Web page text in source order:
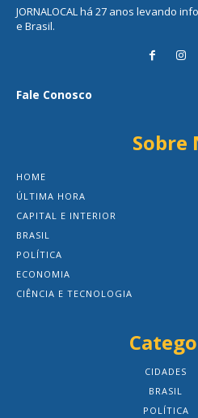
JORNALOCAL há 27 anos levando
e Brasil.
Fale Conosco
Sobre
HOME
ÚLTIMA HORA
CAPITAL E INTERIOR
BRASIL
POLÍTICA
ECONOMIA
CIÊNCIA E TECNOLOGIA
CIDADES
BRASIL
POLÍTICA